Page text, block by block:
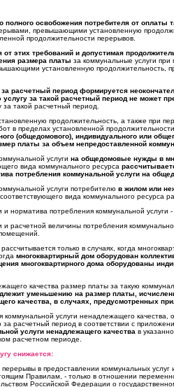
освобожения потребителя от оплаты
превышающими установленную
продолжительности перерывов.
этих требований и допустимая
размера платы за коммунальные услуги при
установленную продолжительность,
за расчетный период формируется
за такой расчетный период не может
такой расчетный период.
продолжительность, а также при
в пределах установленной
(общедомового), индивидуального или
платы за объем непредоставленной
услуги на общедомовые нужды в
вида коммунального ресурса
потребления коммунальной услуги на
услуги потребителю в жилом или
соответствующего вида коммунального ресурса
норматива потребления коммунальной
расчетной величины потребления
только в случаях, когда
многоквартирный дом оборудован
многоквартирного дома оборудованы
качества размер платы за такую
уменьшению на размер платы,
качества, в случаях, предусмотренных
услуги ненадлежащего качества,
за расчетный период в соответствии с
услуги ненадлежащего качества в
расчетном периоде.
снижается:
в предоставлении коммунальных услуг
Правилам, - только в отношении
Российской Федерации о